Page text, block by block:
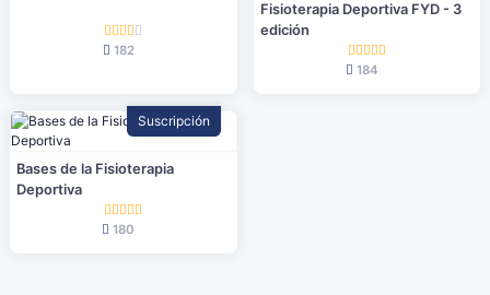
182
Fisioterapia Deportiva FYD - 3
edición
184
Suscripción
Bases de la Fisioterapia
Deportiva
180